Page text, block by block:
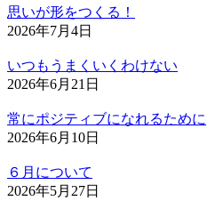
思いが形をつくる！
2026年7月4日
いつもうまくいくわけない
2026年6月21日
常にポジティブになれるために
2026年6月10日
６月について
2026年5月27日